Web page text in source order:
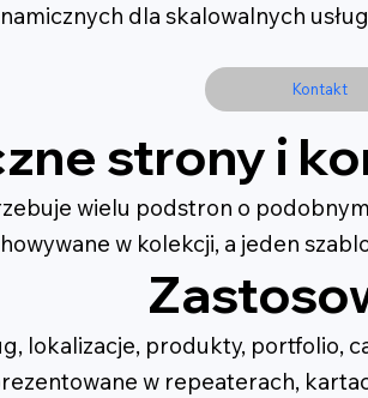
dla skalowalnych
Kontakt
strony i
wielu podstron o
w kolekcji, a jeden
lokalizacje, produkty, portfolio,
w repeaterach,